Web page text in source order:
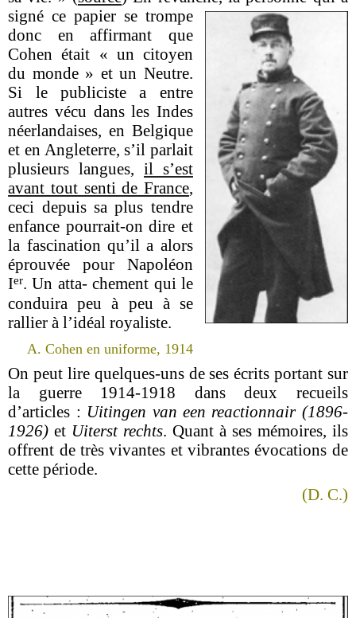
signé cepapier se trompe
donc en affirmant que
Cohen était « un citoyen
du monde » et un Neutre.
Si le publiciste a entre
autres vécu dans les Indes
néerlandaises, en Belgique
et en Angleterre, s’il parlait
plusieurs langues,il s’est
avant tout senti de France,
ceci depuis sa plus tendre
enfance pourrait-on dire et
la fascination qu’il a alors
éprouvée pour Napoléon
Ier. Un atta- chement qui le
conduira peu à peu à se
rallier à l’idéal royaliste.
A. Cohen en uniforme, 1914
On peut lire quelques-uns de ses écrits portant sur
la guerre 1914-1918 dans deux recueils
d’articles : Uitingen van een reactionnair (1896-
1926) et Uiterst rechts. Quant à ses mémoires, ils
offrent de très vivantes et vibrantes évocations de
cette période.
(D. C.)